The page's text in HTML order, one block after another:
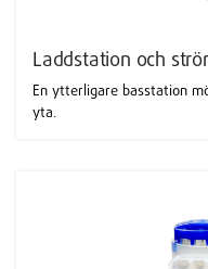
Laddstation och
En ytterligare basstation
yta.